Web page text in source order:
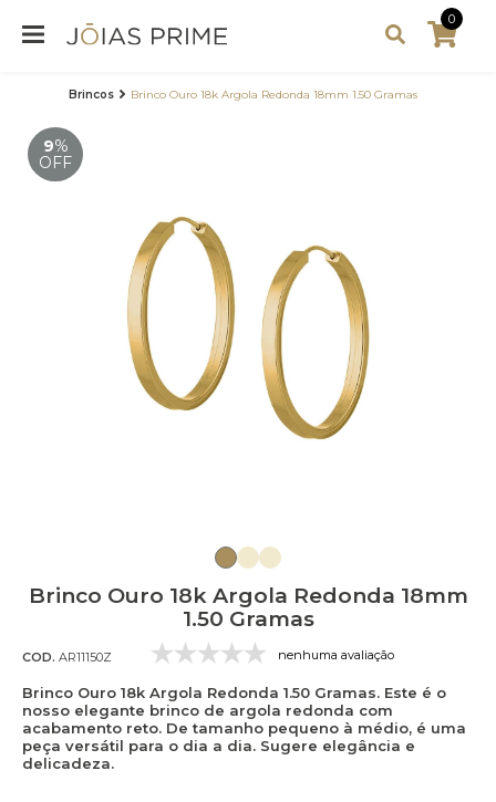
0
Brincos Brinco Ouro 18k Argola Redonda 18mm 1.50 Gramas
9%
OFF
Brinco Ouro 18k Argola Redonda 18mm
1.50 Gramas
COD. AR11150Z nenhuma avaliação
Brinco Ouro 18k Argola Redonda 1.50 Gramas. Este é o
nosso elegante brinco de argola redonda com
acabamento reto. De tamanho pequeno à médio, é uma
peça versátil para o dia a dia. Sugere elegância e
delicadeza.